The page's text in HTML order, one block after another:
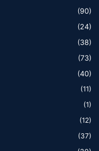
(90)
(24)
(38)
(73)
(40)
(11)
(1)
(12)
(37)